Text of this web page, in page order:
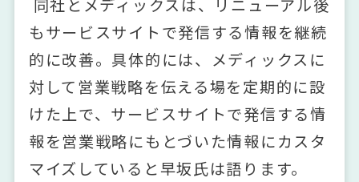
同社とメディックスは、リニューアル後
もサービスサイトで発信する情報を継続
的に改善。具体的には、メディックスに
対して営業戦略を伝える場を定期的に設
けた上で、サービスサイトで発信する情
報を営業戦略にもとづいた情報にカスタ
マイズしていると早坂氏は語ります。